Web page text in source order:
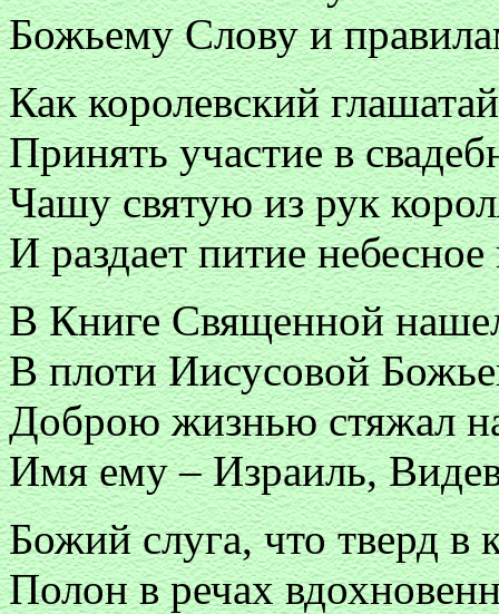
Божьему Слову и
Как королевский
Принять участие в
Чашу святую из рук
И раздает питие небесное
В Книге Священной
В плоти Иисусовой
Доброю жизнью стяжал
Имя ему – Израиль,
Божий слуга, что тверд в
Полон в речах